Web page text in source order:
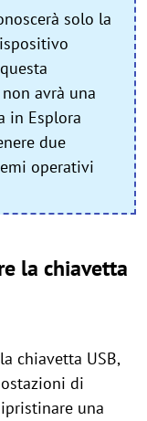
solo la
avrà una
in Esplora
due
operativi
la chiavetta
chiavetta USB,
di
una